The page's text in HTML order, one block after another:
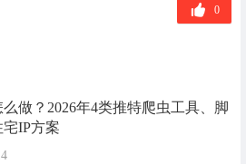
0
做？2026年4类推特爬虫工具、脚
IP方案